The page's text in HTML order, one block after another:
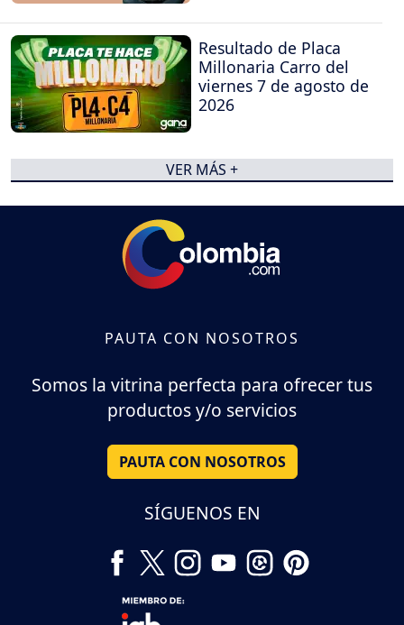
Resultado de Placa
Millonaria Carro del
viernes 7 de agosto de
2026
VER MÁS +
PAUTA CON NOSOTROS
Somos la vitrina perfecta para ofrecer tus
productos y/o servicios
PAUTA CON NOSOTROS
SÍGUENOS EN